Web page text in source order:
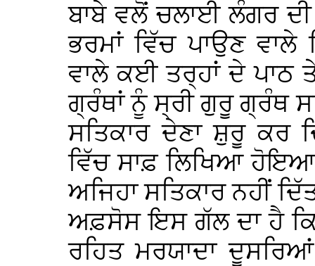
ਬਾਬੇ ਵਲੋਂ ਚਲਾਈ ਲੰਗਰ ਦੀ
ਭਰਮਾਂ ਵਿੱਚ ਪਾਉਣ
ਵਾਲੇ ਕਈ ਤਰ੍ਹਾਂ ਦੇ ਪਾਠ
ਗ੍ਰੰਥਾਂ ਨੂੰ ਸ੍ਰੀ ਗੁਰੂ ਗ੍ਰੰਥ
ਸਤਿਕਾਰ ਦੇਣਾ ਸ਼ੁਰੂ ਕਰ
ਵਿੱਚ ਸਾਫ਼ ਲਿਖਿਆ ਹੋਇਆ
ਅਜਿਹਾ ਸਤਿਕਾਰ ਨਹੀਂ
ਅਫ਼ਸੋਸ ਇਸ ਗੱਲ ਦਾ ਹੈ ਕਿ
ਰਹਿਤ ਮਰਯਾਦਾ